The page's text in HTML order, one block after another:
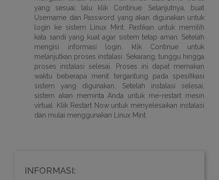
yang sesuai, lalu klik Continue. Selanjutnya, buat
Username dan Password yang akan digunakan untuk
login ke sistem Linux Mint. Pastikan untuk memilih
kata sandi yang kuat agar sistem tetap aman. Setelah
mengisi informasi login, klik Continue untuk
melanjutkan proses instalasi. Sekarang, tunggu hingga
proses instalasi selesai. Proses ini dapat memakan
waktu beberapa menit tergantung pada spesifikasi
sistem yang digunakan. Setelah instalasi selesai,
sistem akan meminta Anda untuk me-restart mesin
virtual. Klik Restart Now untuk menyelesaikan instalasi
dan mulai menggunakan Linux Mint.
INFORMASI: